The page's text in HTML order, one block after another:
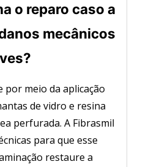
o reparo caso a
mecânicos
meio da aplicação
de vidro e resina
perfurada. A Fibrasmil
para que esse
restaure a